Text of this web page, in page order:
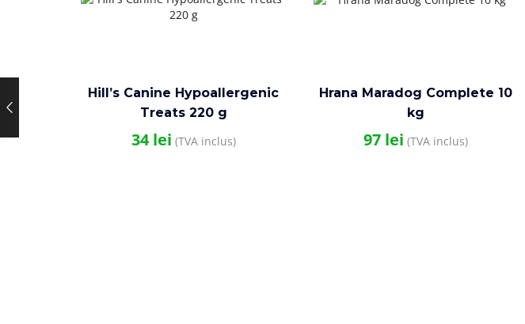
Hill’s Canine Hypoallergenic
Treats 220 g
34lei (TVA inclus)
Hrana Maradog Complete 10
kg
97 lei (TVA inclus)